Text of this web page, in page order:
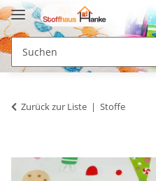
Zurück zur Liste Stoffe